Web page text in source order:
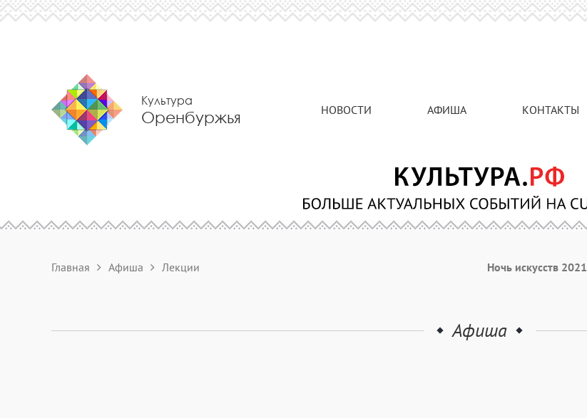
Культура
Оренбуржья НОВОСТИ АФИША КОНТАКТЫ
Главная Афиша Лекции Ночь искусств 2021
Афиша